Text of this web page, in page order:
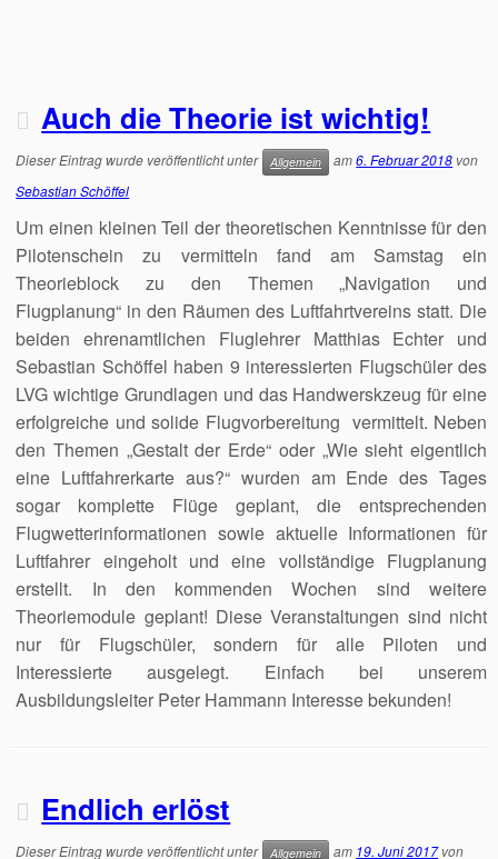
Auch die Theorie ist wichtig!
Dieser Eintrag wurde veröffentlicht unter Allgemein am6. Februar 2018 von
Sebastian Schöffel
Um einen kleinen Teil der theoretischen Kenntnisse für den
Pilotenschein zu vermitteln fand am Samstag ein
Theorieblock zu den Themen „Navigation und
Flugplanung“ in den Räumen des Luftfahrtvereins statt. Die
beiden ehrenamtlichen Fluglehrer Matthias Echter und
Sebastian Schöffel haben 9 interessierten Flugschüler des
LVG wichtige Grundlagen und das Handwerskzeug für eine
erfolgreiche und solide Flugvorbereitung vermittelt. Neben
den Themen „Gestalt der Erde“ oder „Wie sieht eigentlich
eine Luftfahrerkarte aus?“ wurden am Ende des Tages
sogar komplette Flüge geplant, die entsprechenden
Flugwetterinformationen sowie aktuelle Informationen für
Luftfahrer eingeholt und eine vollständige Flugplanung
erstellt. In den kommenden Wochen sind weitere
Theoriemodule geplant! Diese Veranstaltungen sind nicht
nur für Flugschüler, sondern für alle Piloten und
Interessierte ausgelegt. Einfach bei unserem
Ausbildungsleiter Peter Hammann Interesse bekunden!
Endlich erlöst
Dieser Eintrag wurde veröffentlicht unter Allgemein am 19. Juni 2017 von